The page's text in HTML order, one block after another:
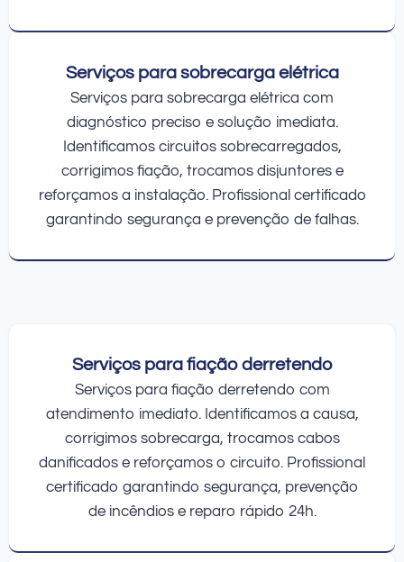
Serviços para sobrecarga elétrica
Serviços para sobrecarga elétrica com
diagnóstico preciso e solução imediata.
Identificamos circuitos sobrecarregados,
corrigimos fiação, trocamos disjuntores e
reforçamos a instalação. Profissional certificado
garantindo segurança e prevenção de falhas.
Serviços para fiação derretendo
Serviços para fiação derretendo com
atendimento imediato. Identificamos a causa,
corrigimos sobrecarga, trocamos cabos
danificados e reforçamos o circuito. Profissional
certificado garantindo segurança, prevenção
de incêndios e reparo rápido 24h.